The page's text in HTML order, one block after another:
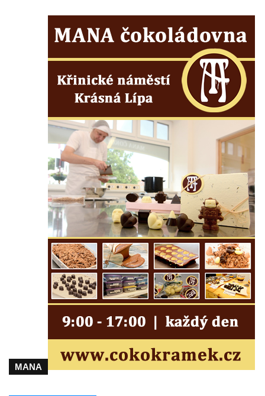
Desnou v Tanvaldu
Kříž u kostela svatého Františka z Assisi v
ve Starých Křečanech
Kříž u domu čp. 39 v Rybništi
Kříž u domu čp. 2 v Rybništi
Kříž u domu čp. 128 v Rybništi
Kříž východně od Dubé nad lesoparkem
Kříž před hřbitovem v Českolipské ulice v
Dubé
Centrální kříž hřbitova v Dubé
Kříž v Zahradní ulici v Dubé
Kříž v Dlouhé ulici v Dubé
Kříž u kostela Nalezení svatého kříže v
Dubé
Kříž na hřbitově ve Velkém Šenově
Steinův kříž u hřbitova ve Velkém Šenově
svatého Bartoloměje ve Velkém Šenově
Kříž na kostele svatého Bartoloměje ve
MANA